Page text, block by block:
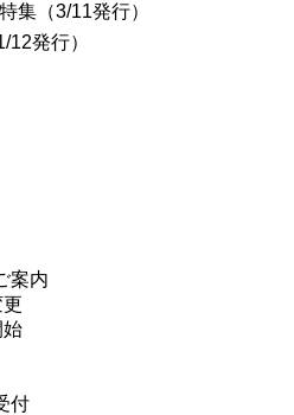
集（3/11発行）
発行）
案内
始
付